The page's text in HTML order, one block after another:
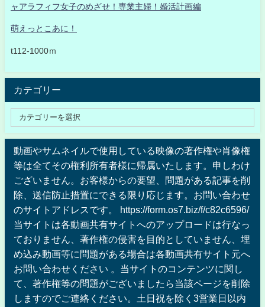
ャアラフィフ女子のめざせ！専業主婦！婚活計画編
萌えっとこあに！
t112-1000ｍ
カテゴリー
動画やサムネイルで使用している映像の著作権や肖像権
等は全てその権利所有者様に帰属いたします。申しわけ
ございません。お客様からの要望、問題がある記事を削
除、送信防止措置にできる限り応じます。お問い合わせ
のサイトアドレスです。 https://form.os7.biz/f/c82c6596/
当サイトは各動画共有サイトへのアップロードは行なっ
ておりません、著作権の侵害を目的としていません、埋
め込み動画等に問題がある場合は各動画共有サイト元へ
お問い合わせください 。当サイトのコンテンツに関し
て、著作権等の問題がございましたら当該ページを削除
しますのでご連絡ください。土日祝を除く3営業日以内